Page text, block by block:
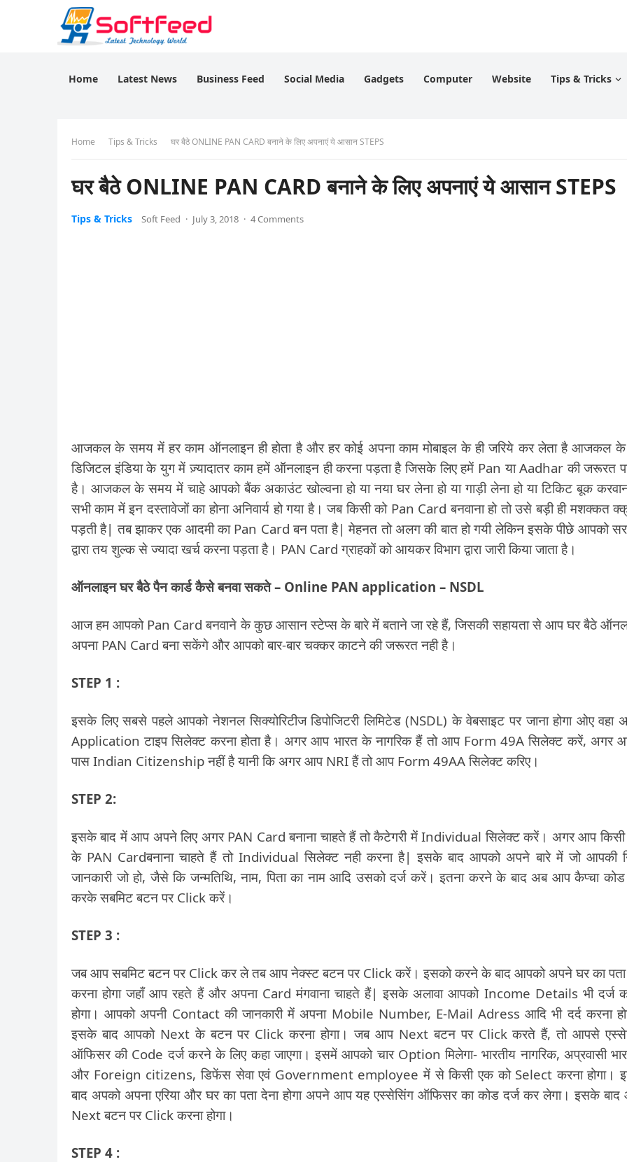
Home Latest News Business Feed Social Media Gadgets Computer Website Tips & Tricks
Home Tips & Tricks घर बैठे ONLINE PAN CARD बनाने के लिए अपनाएं ये आसान STEPS
घर बैठे ONLINE PAN CARD बनाने के लिए अपनाएं ये आसान STEPS
Tips & Tricks Soft Feed · July 3, 2018 · 4 Comments
आजकल के समय में हर काम ऑनलाइन ही होता है और हर कोई अपना काम मोबाइल के ही जरिये कर लेता है आजकल
डिजिटल इंडिया के युग में ज़्यादातर काम हमें ऑनलाइन ही करना पड़ता है जिसके लिए हमें Pan या Aadhar की जरूरत
है। आजकल के समय में चाहे आपको बैंक अकाउंट खोल्वना हो या नया घर लेना हो या गाड़ी लेना हो या टिकिट बूक
सभी काम में इन दस्तावेजों का होना अनिवार्य हो गया है। जब किसी को Pan Card बनवाना हो तो उसे बड़ी ही मशक्कत
पड़ती है| तब झाकर एक आदमी का Pan Card बन पता है| मेहनत तो अलग की बात हो गयी लेकिन इसके पीछे आपको
द्वारा तय शुल्क से ज्यादा खर्च करना पड़ता है। PAN Card ग्राहकों को आयकर विभाग द्वारा जारी किया जाता है।
ऑनलाइन घर बैठे पैन कार्ड कैसे बनवा सकते – Online PAN application – NSDL
आज हम आपको Pan Card बनवाने के कुछ आसान स्टेप्स के बारे में बताने जा रहे हैं, जिसकी सहायता से आप घर बैठे
अपना PAN Card बना सकेंगे और आपको बार-बार चक्कर काटने की जरूरत नही है।
STEP 1 :
इसके लिए सबसे पहले आपको नेशनल सिक्योरिटीज डिपोजिटरी लिमिटेड (NSDL) के वेबसाइट पर जाना होगा ओए वहा
Application टाइप सिलेक्ट करना होता है। अगर आप भारत के नागरिक हैं तो आप Form 49A सिलेक्ट करें, अगर
पास Indian Citizenship नहीं है यानी कि अगर आप NRI हैं तो आप Form 49AA सिलेक्ट करिए।
STEP 2:
इसके बाद में आप अपने लिए अगर PAN Card बनाना चाहते हैं तो कैटेगरी में Individual सिलेक्ट करें। अगर आप किसी
के PAN Cardबनाना चाहते हैं तो Individual सिलेक्ट नही करना है| इसके बाद आपको अपने बारे में जो आपकी
जानकारी जो हो, जैसे कि जन्मतिथि, नाम, पिता का नाम आदि उसको दर्ज करें। इतना करने के बाद अब आप कैप्चा कोड
करके सबमिट बटन पर Click करें।
STEP 3 :
जब आप सबमिट बटन पर Click कर ले तब आप नेक्स्ट बटन पर Click करें। इसको करने के बाद आपको अपने घर का पता
करना होगा जहाँ आप रहते हैं और अपना Card मंगवाना चाहते हैं| इसके अलावा आपको Income Details भी दर्ज
होगा। आपको अपनी Contact की जानकारी में अपना Mobile Number, E-Mail Adress आदि भी दर्द करना
इसके बाद आपको Next के बटन पर Click करना होगा। जब आप Next बटन पर Click करते हैं, तो आपसे
ऑफिसर की Code दर्ज करने के लिए कहा जाएगा। इसमें आपको चार Option मिलेगा- भारतीय नागरिक, अप्रवासी
और Foreign citizens, डिफेंस सेवा एवं Government employee में से किसी एक को Select करना होगा।
बाद अपको अपना एरिया और घर का पता देना होगा अपने आप यह एस्सेसिंग ऑफिसर का कोड दर्ज कर लेगा। इसके बाद
Next बटन पर Click करना होगा।
STEP 4 :